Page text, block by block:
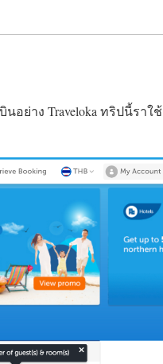
นอย่าง Traveloka ทริปนี้ราใช้